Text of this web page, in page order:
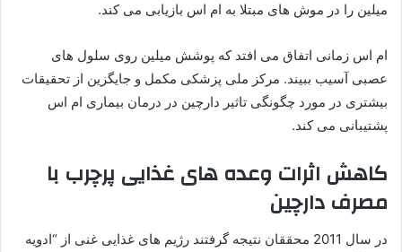
میلین را در موش های مبتلا به ام اس بازیابی می کند.
ام اس زمانی اتفاق می افتد که پوشش میلین روی سلول های
عصبی آسیب ببیند. مرکز ملی پزشکی مکمل و جایگزین از تحقیقات
بیشتری در مورد چگونگی تاثیر دارچین در درمان بیماری ام اس
پشتیبانی می کند.
کاهش اثرات وعده های غذایی پرچرب با
مصرف دارچین
در سال 2011 محققان نتیجه گرفتند رژیم های غذایی غنی از “ادویه